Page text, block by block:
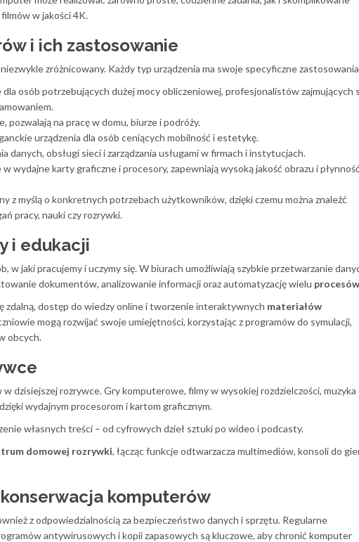
w jakości 4K.
i ich zastosowanie
zróżnicowany. Każdy typ urządzenia ma swoje specyficzne
dla osób potrzebujących dużej mocy obliczeniowej, profesjonalistów zajmujących
pozwalają na pracę w domu, biurze i podróży.
urządzenia dla osób ceniących mobilność i estetykę.
danych, obsługi sieci i zarządzania usługami w firmach i instytucjach.
w wydajne karty graficzne i procesory, zapewniają wysoką jakość obrazu i płynność
z myślą o konkretnych potrzebach użytkowników, dzięki czemu można znaleźć
pracy, nauki czy rozrywki.
i edukacji
w jaki pracujemy i uczymy się. W biurach umożliwiają szybkie przetwarzanie
dokumentów, analizowanie informacji oraz automatyzację wielu procesów
zdalną, dostęp do wiedzy online i tworzenie interaktywnych materiałów
mogą rozwijać swoje umiejętności, korzystając z programów do symulacji,
obcych.
dzisiejszej rozrywce. Gry komputerowe, filmy w wysokiej rozdzielczości, muzyka
wydajnym procesorom i kartom graficznym.
własnych treści – od cyfrowych dzieł sztuki po wideo i podcasty.
domowej rozrywki, łącząc funkcje odtwarzacza multimediów, konsoli do
komputerów
z odpowiedzialnością za bezpieczeństwo danych i sprzętu. Regularne
antywirusowych i kopii zapasowych są kluczowe, aby chronić komputer